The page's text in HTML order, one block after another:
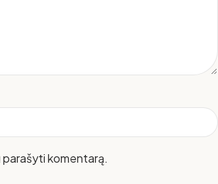
parašyti komentarą.